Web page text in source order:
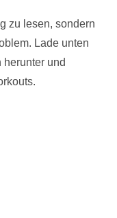
zu lesen, sondern
Lade unten
und